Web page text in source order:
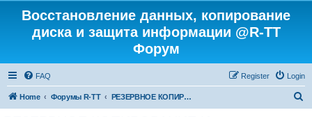
Восстановление данных, копирование
диска и защита информации @R-TT
Форум
FAQ Login
Register
Home Форумы R-TT РЕЗЕРВНОЕ КОПИРОВАНИЕ И ВОССТАНОВЛЕНИЕ СИСТЕМ